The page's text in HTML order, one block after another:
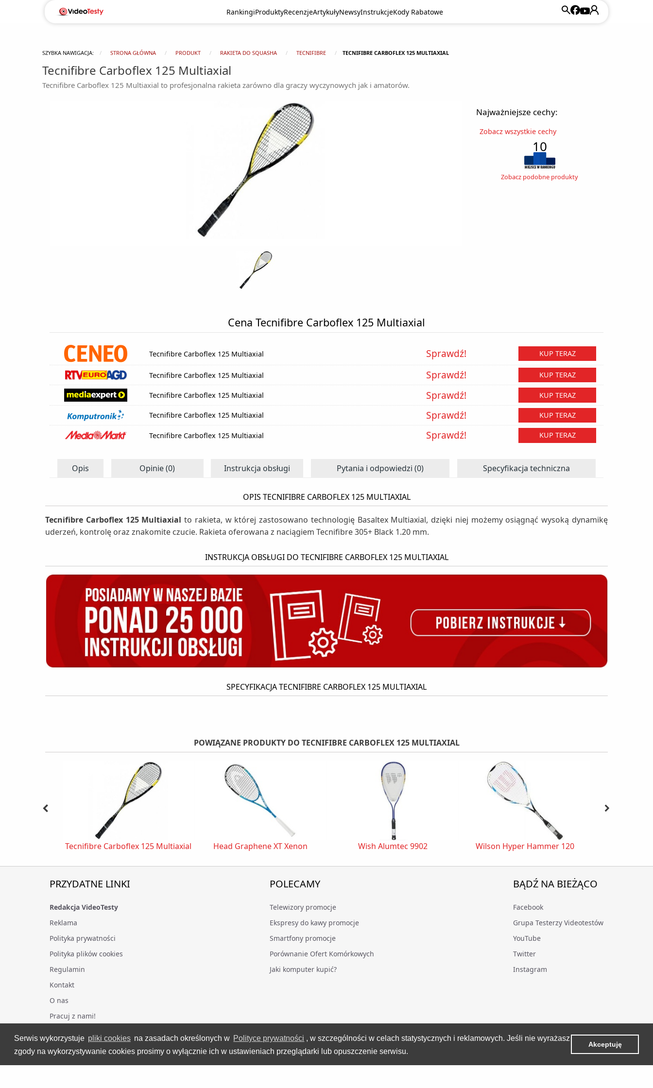
Serwis wykorzystuje pliki cookies na zasadach określonych w Polityce prywatności , w szczególności w celach statystycznych i reklamowych. Jeśli nie wyrażasz
zgody na wykorzystywanie cookies prosimy o wyłącznie ich w ustawieniach przeglądarki lub opuszczenie serwisu.
Akceptuję
RankingiProduktyRecenzjeArtykułyNewsyInstrukcjeKody Rabatowe
SZYBKA NAWIGACJA: STRONA GŁÓWNA PRODUKT RAKIETA DO SQUASHA TECNIFIBRE TECNIFIBRE CARBOFLEX 125 MULTIAXIAL
Tecnifibre Carboflex 125 Multiaxial
Tecnifibre Carboflex 125 Multiaxial to profesjonalna rakieta zarówno dla graczy wyczynowych jak i amatorów.
Najważniejsze cechy:
Zobacz wszystkie cechy
10
Zobacz podobne produkty
Cena Tecnifibre Carboflex 125 Multiaxial
Tecnifibre Carboflex 125 Multiaxial Sprawdź! KUP TERAZ
Tecnifibre Carboflex 125 Multiaxial Sprawdź! KUP TERAZ
Tecnifibre Carboflex 125 Multiaxial Sprawdź! KUP TERAZ
Tecnifibre Carboflex 125 Multiaxial Sprawdź! KUP TERAZ
Tecnifibre Carboflex 125 Multiaxial Sprawdź! KUP TERAZ
Opis Opinie (0) Instrukcja obsługi Pytania i odpowiedzi (0) Specyfikacja techniczna
OPIS TECNIFIBRE CARBOFLEX 125 MULTIAXIAL
Tecnifibre Carboflex 125 Multiaxialto rakieta, w której zastosowano technologię Basaltex Multiaxial, dzięki niej możemy osiągnąć wysoką dynamikę
uderzeń, kontrolę oraz znakomite czucie. Rakieta oferowana z naciągiem Tecnifibre 305+ Black 1.20 mm.
INSTRUKCJA OBSŁUGI DO TECNIFIBRE CARBOFLEX 125 MULTIAXIAL
SPECYFIKACJA TECNIFIBRE CARBOFLEX 125 MULTIAXIAL
POWIĄZANE PRODUKTY DO TECNIFIBRE CARBOFLEX 125 MULTIAXIAL
Tecnifibre Carboflex 125 Multiaxial Head Graphene XT Xenon Wish Alumtec 9902 Wilson Hyper Hammer 120
PRZYDATNE LINKI
Redakcja VideoTesty
Reklama
Polityka prywatności
Polityka plików cookies
Regulamin
Kontakt
O nas
Pracuj z nami!
POLECAMY
Telewizory promocje
Ekspresy do kawy promocje
Smartfony promocje
Porównanie Ofert Komórkowych
Jaki komputer kupić?
BĄDŹ NA BIEŻĄCO
Facebook
Grupa Testerzy Videotestów
YouTube
Twitter
Instagram
VideoTesty.pl Wszelkie prawa zastrzeżone
Wygenerowano 07 sierpnia 2026 roku